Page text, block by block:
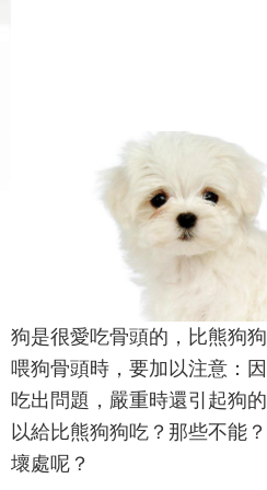
狗是很愛吃骨頭的，比熊狗
喂狗骨頭時，要加以注意：
吃出問題，嚴重時還引起狗
以給比熊狗狗吃？那些不能
壞處呢？